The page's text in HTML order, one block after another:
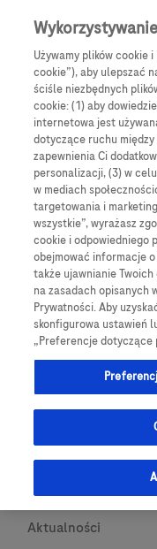
Skip to main content
Products
We are sorry, but no
Globalne Strony
Global Roche
Platforma Accu-
Global Roche
Wszystkie lokalizacje
Skontaktuj się z nami
O nas
Aktualności
Używamy plików cookie
cookie”), aby ulepszać
ściśle niezbędnych
cookie: (1) aby
internetowa jest
dotyczące ruchu
zapewnienia Ci
personalizacji, (3) w
w mediach
targetowania i
wszystkie”, wyrażasz
cookie i odpowiedniego
obejmować informacje
także ujawnianie
na zasadach opisanych
Prywatności. Aby
skonfigurowa ustawień
„Preferencje dotyczące